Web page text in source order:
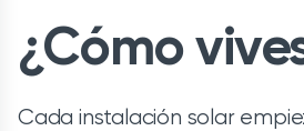
¿Cómo
Cada instalación solar